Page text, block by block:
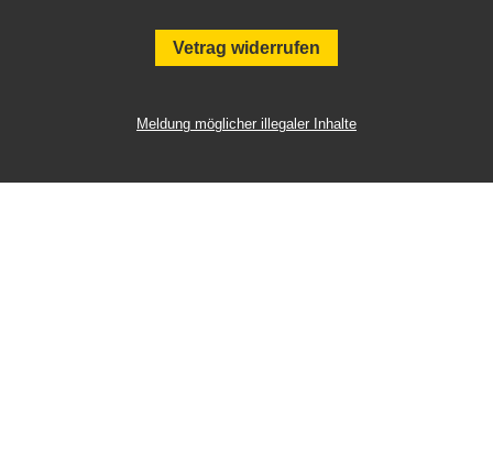
Vetrag widerrufen
Meldung möglicher illegaler Inhalte